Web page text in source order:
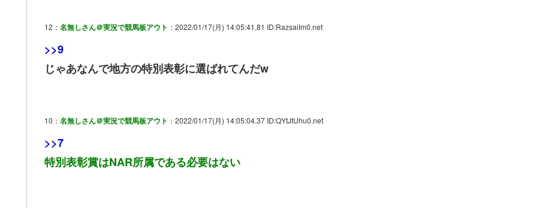
12： 名無しさん＠実況で競馬板アウト ：2022/01/17(月) 14:05:41.81 ID:RazsaiIm0.net
>>9
じゃあなんで地方の特別表彰に選ばれてんだw
10： 名無しさん＠実況で競馬板アウト ：2022/01/17(月) 14:05:04.37 ID:QYtJtUhu0.net
>>7
特別表彰賞はNAR所属である必要はない